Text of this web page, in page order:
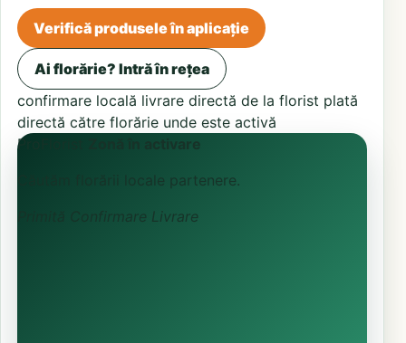
Verifică produsele în aplicație
Ai florărie? Intră în rețea
confirmare locală livrare directă de la florist plată
directă către florărie unde este activă
ProFlorist
Zonă în activare
Căutăm florării locale partenere.
Confirmare Livrare